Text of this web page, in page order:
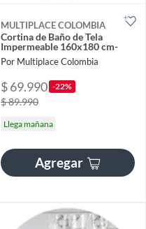
MULTIPLACE COLOMBIA
Cortina de Baño de Tela
Impermeable 160x180 cm-
Por Multiplace Colombia
$ 69.990 -22%
$ 89.990
Llega mañana
Agregar